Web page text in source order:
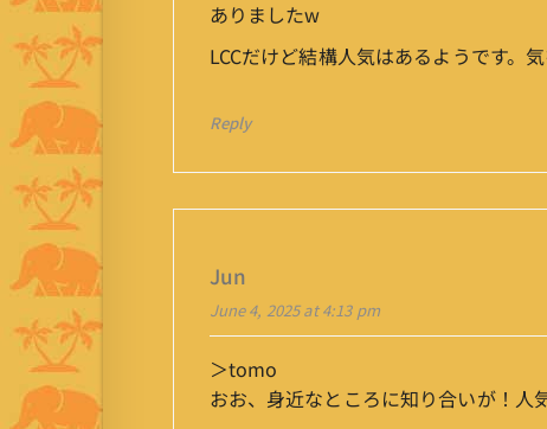
ありましたw
LCCだけど結構人気はあるようです。
Reply
Jun
June 4, 2025 at 4:13 pm
＞tomo
おお、身近なところに知り合いが！